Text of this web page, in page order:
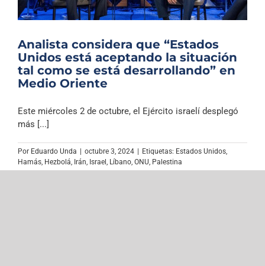
Analista considera que “Estados
Unidos está aceptando la situación
tal como se está desarrollando” en
Medio Oriente
Este miércoles 2 de octubre, el Ejército israelí desplegó
más [...]
Por Eduardo Unda octubre 3, 2024 Etiquetas: Estados Unidos,
Hamás, Hezbolá, Irán, Israel , Líbano, ONU, Palestina